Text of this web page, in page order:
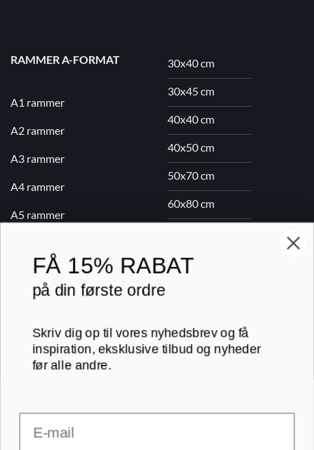
RAMMER A-FORMAT
A1 rammer
A2 rammer
A3 rammer
A4 rammer
A5 rammer
30x40 cm
30x45 cm
40x40 cm
40x50 cm
50x70 cm
60x80 cm
Printogrammer.dk · Navervej 21 · 8382 Hinnerup · CVR 40736166 ·
(+45) 8844 1630 · kundeservice@printogrammer.dk
© 2026 Printogrammer.dk
FÅ 15% RABAT
på din første ordre
Skriv dig op til vores nyhedsbrev og få
inspiration, eksklusive tilbud og nyheder
før alle andre.